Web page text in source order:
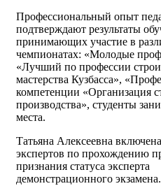
Профессиональный опыт
подтверждают результаты
принимающих участие в
чемпионатах: «Молодые
«Лучший по профессии
мастерства Кузбасса»,
компетенции «Организация
производства», студенты
места.
Татьяна Алексеевна
экспертов по прохождению
признания статуса эксперта
демонстрационного экзамена.